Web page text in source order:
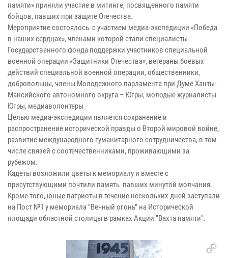
памяти» приняли участие в митинге, посвященного памяти
бойцов, павших при защите Отечества.
Мероприятие состоялось с участием медиа-экспедиции «Победа
в наших сердцах», членами которой стали специалисты
Государственного фонда поддержки участников специальной
военной операции «Защитники Отечества», ветераны боевых
действий специальной военной операции, общественники,
добровольцы, члены Молодежного парламента при Думе Ханты-
Мансийского автономного округа – Югры, молодые журналисты
Югры, медиаволонтеры
Целью медиа-экспедиции является сохранение и
распространение исторической правды о Второй мировой войне,
развитие международного гуманитарного сотрудничества, в том
числе связей с соотечественниками, проживающими за
рубежом.
Кадеты возложили цветы к мемориалу и вместе с
присутствующими почтили память павших минутой молчания.
Кроме того, юные патриоты в течение нескольких дней заступали
на Пост №1 у мемориала "Вечный огонь" на Исторической
площади областной столицы в рамках Акции "Вахта памяти".